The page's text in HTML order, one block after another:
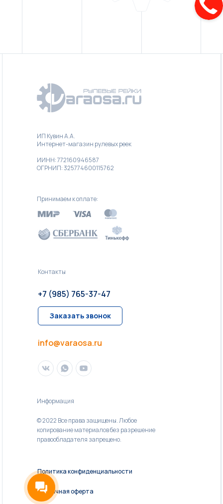
Принимаем к оплате:
Контакты
ИП Кувин А.А.
Интернет-магазин рулевых реек
ИИНН: 772160946587
ОГРНИП: 325774600115762
© 2022 Все права защищены. Любое
копирование материалов без разрешение
правообладателя запрещено.
Информация
info@varaosa.ru
+7 (985) 765-37-47
Заказать звонок
Политика конфиденциальности
Публичная оферта